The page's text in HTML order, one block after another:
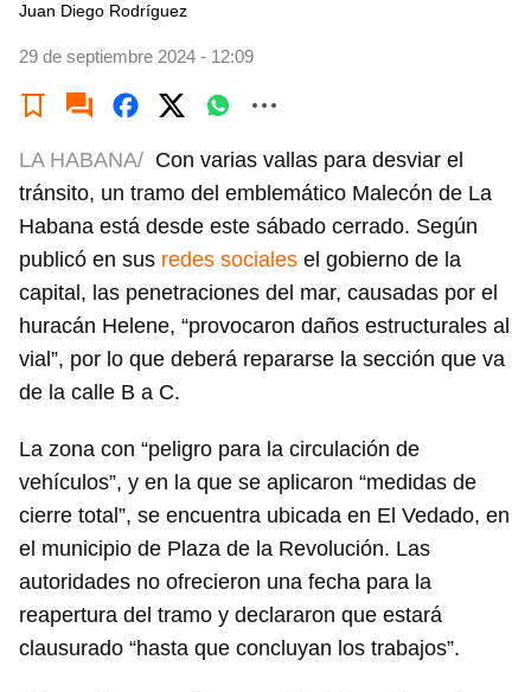
Juan Diego Rodríguez
29 de septiembre 2024 - 12:09
LA HABANA/ Con varias vallas para desviar el
tránsito, un tramo del emblemático Malecón de La
Habana está desde este sábado cerrado. Según
publicó en sus redes sociales el gobierno de la
capital, las penetraciones del mar, causadas por el
huracán Helene, “provocaron daños estructurales al
vial”, por lo que deberá repararse la sección que va
de la calle B a C.
La zona con “peligro para la circulación de
vehículos”, y en la que se aplicaron “medidas de
cierre total”, se encuentra ubicada en El Vedado, en
el municipio de Plaza de la Revolución. Las
autoridades no ofrecieron una fecha para la
reapertura del tramo y declararon que estará
clausurado “hasta que concluyan los trabajos”.